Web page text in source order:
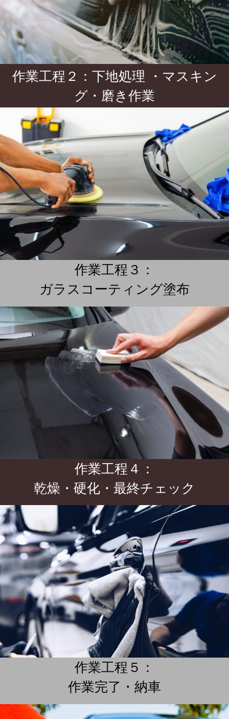
作業工程２：下地処理 ・マスキン
グ・磨き作業
作業工程３：
ガラスコーティング塗布
作業工程４：
乾燥・硬化・最終チェック
作業工程５：
作業完了・納車